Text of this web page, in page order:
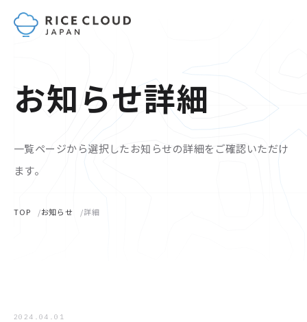
お知らせ詳細
一覧ページから選択したお知らせの詳細をご確認いただけ
ます。
TOP お知らせ 詳細
2024.04.01